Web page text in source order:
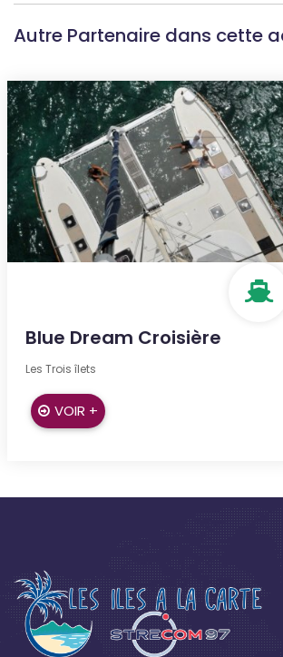
Autre Partenaire dans cette
Blue Dream Croisière
Les Trois îlets
VOIR +